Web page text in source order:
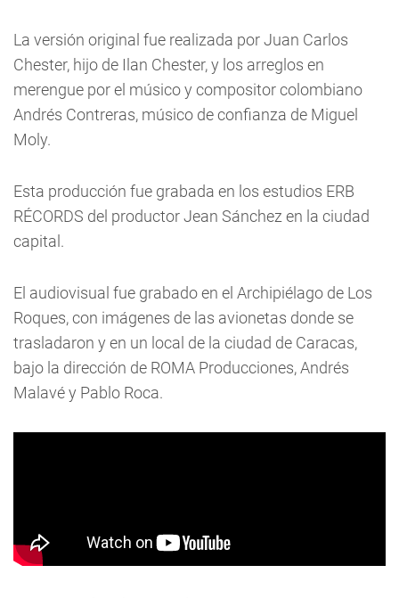
La versión original fue realizada por Juan Carlos
Chester, hijo de Ilan Chester, y los arreglos en
merengue por el músico y compositor colombiano
Andrés Contreras, músico de confianza de Miguel
Moly.
Esta producción fue grabada en los estudios ERB
RÉCORDS del productor Jean Sánchez en la ciudad
capital.
El audiovisual fue grabado en el Archipiélago de Los
Roques, con imágenes de las avionetas donde se
trasladaron y en un local de la ciudad de Caracas,
bajo la dirección de ROMA Producciones, Andrés
Malavé y Pablo Roca.